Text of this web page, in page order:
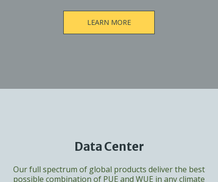
LEARN MORE
Data Center
Our full spectrum of global products deliver the best
possible combination of PUE and WUE in any climate